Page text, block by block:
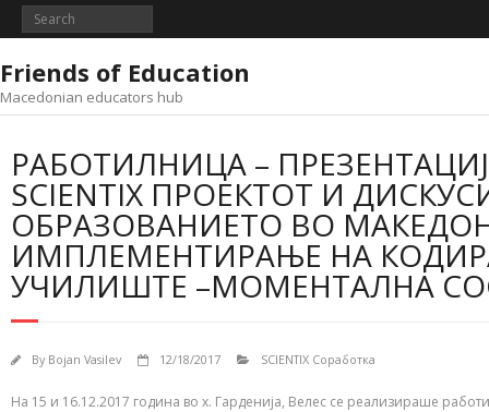
Skip
Friends of Education
Macedonian educators hub
РАБОТИЛНИЦА –
SCIENTIX ПРОЕКТОТ И
ОБРАЗОВАНИЕТО ВО
ИМПЛЕМЕНТИРАЊЕ НА
УЧИЛИШТЕ –МОМЕНТАЛНА
By Bojan Vasilev 12/18/2017 SCIENTIX Соработка
На 15 и 16.12.2017 година во х. Гарденија, Велес се реализираше